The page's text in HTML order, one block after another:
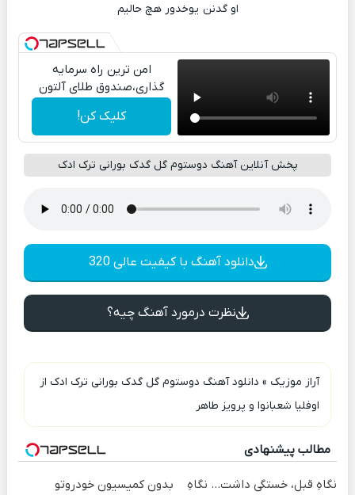
او گدنن یوخدور هچ حالیم
امن ترین راه سرمایه
گذاری،صندوق طلای آلتون
کلیک کن!
پخش آنلاین آهنگ دوستوم گل گدک بورانی ترک ادک
دانلود آهنگ با کیفیت عالی 320
نظرت درمورد آهنگ چیه؟
آراز موزیک » دانلود آهنگ دوستوم گل گدک بورانی ترک ادک از
اوفلیا شعبانوا و پرویز طاهر
مطالب پیشنهادی
نگاهِ قبل، خستگی داشت... نگاهِ
بدون کمیسیون خودروتو